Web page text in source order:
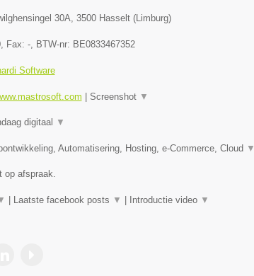
30A, 3500 Hasselt(Limburg)
, Fax: -, BTW-nr: BE0833467352
Software
Screenshot ▼
digitaal ▼
Automatisering, Hosting, e-Commerce, Cloud ▼
op afspraak.
Laatste facebook posts ▼ Introductie video ▼